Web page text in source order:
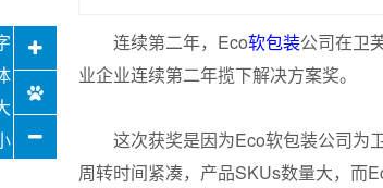
连续第二年，Eco软包装公司在卫
业企业连续第二年揽下解决方案奖。
这次获奖是因为Eco软包装公司为
周转时间紧凑，产品SKUs数量大，而